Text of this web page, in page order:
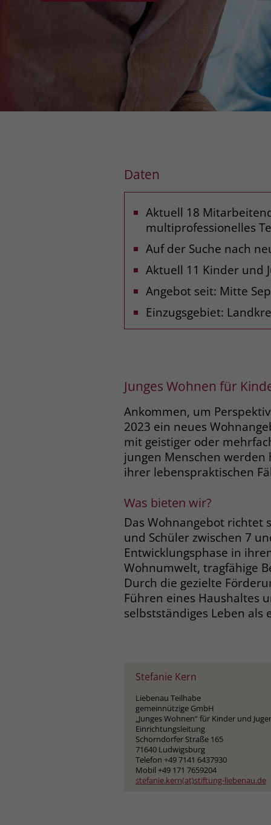
Daten
Aktuell 18
multiprofessionelles
Auf der Suche nach
Aktuell 11 Kinder und
Angebot seit: Mitte
Einzugsgebiet:
Junges Wohnen für
Ankommen, um
2023 ein neues
mit geistiger oder
jungen Menschen
ihrer lebenspraktischen
Was bieten wir?
Das Wohnangebot richtet
und Schüler zwischen 7
Entwicklungsphase in
Wohnumwelt, tragfähige
Durch die gezielte
Führen eines Haushaltes
selbstständiges Leben als
Stefanie Kern
Liebenau Teilhabe
gemeinnützige GmbH
„Junges Wohnen“ für Kinder und
Einrichtungsleitung
Schorndorfer Straße 165
71640 Ludwigsburg
Telefon +49 7141 6437930
Mobil +49 171 7659204
stefanie.kern(at)stiftung-liebenau.de